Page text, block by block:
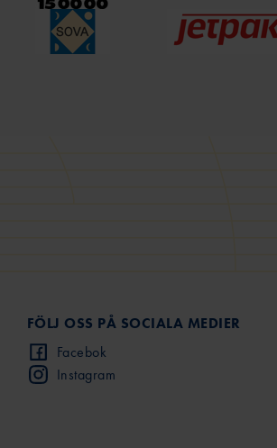
FÖLJ OSS PÅ SOCIALA MEDIER
Facebok
Instagram